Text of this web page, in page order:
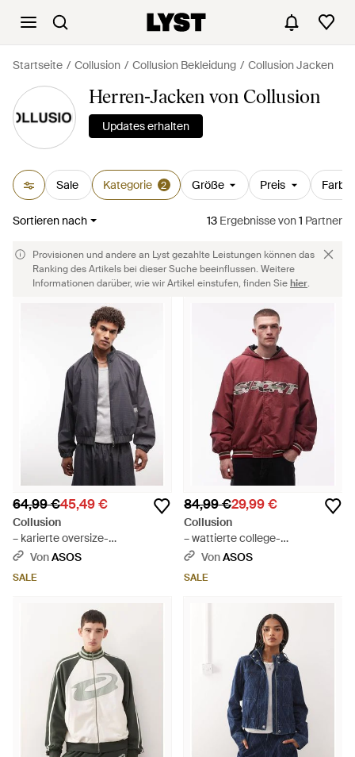
Startseite Collusion Collusion Bekleidung Collusion Jacken
Herren-Jacken von Collusion
Updates erhalten
Sale Kategorie 2 Größe Preis Farbe
Sortieren nach 13 Ergebnissevon1 Partner
Provisionen und andere an Lyst gezahlte Leistungen können das
Ranking des Artikels bei dieser Suche beeinflussen. Weitere
Informationen darüber, wie wir Artikel einstufen, finden Siehier.
64,99 €45,49 €
Collusion
– karierte oversize-
trainingsjacke mit kapuze -
VonASOS
SALE
84,99 €29,99 €
Collusion
– wattierte college-
bomberjacke - Rot
VonASOS
SALE